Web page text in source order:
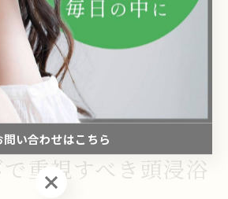
リした」といった感想が寄せられ
美容室では、利用者の満足度を高め
や接客にも力を入れており、初め
できる環境が整っています。
重視すべき頭浸浴
問い合わせはこちら
問い合わせはこちら